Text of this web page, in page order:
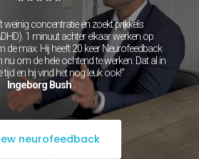
weinig concentratie en zoekt prikkels
1 minuut achter elkaar werken op
max. Hij heeft 20 keer Neurofeedback
nu om de hele ochtend te werken. Dat al in
tijd en hij vind het nog leuk ook!"
Ingeborg Bush
neurofeedback